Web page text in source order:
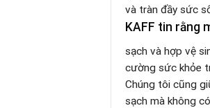
và tràn đầy sức
KAFF tin rằng
sạch và hợp vệ
cường sức khỏe
Chúng tôi cũng
sạch mà không